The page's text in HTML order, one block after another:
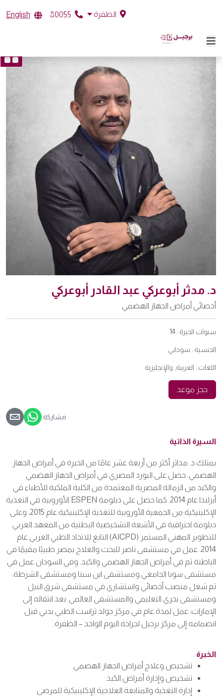
الظفرة English
د. مدثر أبوعركي عبد القادر أبوعركي
أخصائي أمراض الجهاز الهضمي
سنوات الخبرة : 14
الجنسية : سوداني
اللغات : العربية, والإنجليزية
حجز موعد
مشاركة:
السيرة الذاتية
يمتلك د. مداثر
أكثر من أربعة عشر عامًا من الخبرة في أمراض الجهاز
الهضمي. حصل على البورد المصري في أمراض الجهاز الهضمي
والكبد من الزمالة المصرية المعتمدة من الكلية الملكية للأطباء في
أيرلندا عام 2014. كما حصل على دبلومة
ESPEN الأوروبية في التغذية
الإكلينيكية من الجمعية الأوروبية للتغذية الإكلينيكية عام 2015، وعلى
دبلومة احترافية في الأشعة التشخيصية البطنية من المعهد العربي
للتطوير المهني المستمر (AICPD) التابع للاتحاد الطبي العربي عام
2014. عمل في مستشفى ناصر للبحث والعلاج بمصر طبيبًا مقيمًا في
الباطنة ثم في أمراض الجهاز الهضمي والكبد. وفي السودان عمل في
مستشفى سوبا الجامعي ومستشفى ابن سينا ومستشفى الشرطة،
ثم شغل منصب أخصائي واستشاري في مستشفى شرق النيل
ومستشفى بحري التعليمي والمستشفى العالمي. بعد انتقاله إلى
الإمارات، عمل لمدة عام في مركز جولد تراست الطبي بدبي قبل
انضمامه إلى مركز برجيل لجراحة اليوم الواحد – الظفرة.
الخبرة
تشخيص وعلاج أمراض الجهاز الهضمي
تشخيص وإدارة أمراض الكبد
إدارة التغذية والمتابعة العلاجية الإكلينيكية للمرضى